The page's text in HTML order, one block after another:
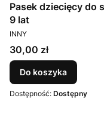
Pasek dziecięcy do
9 lat
PRODUCENT
INNY
Cena
30,00 zł
Do koszyka
Dostępność: Dostępny